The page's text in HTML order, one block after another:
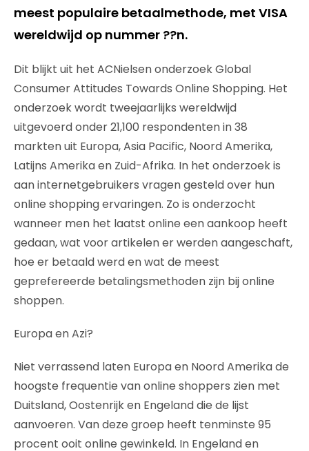
meest populaire betaalmethode, met VISA
wereldwijd op nummer ??n.
Dit blijkt uit het ACNielsen onderzoek Global
Consumer Attitudes Towards Online Shopping. Het
onderzoek wordt tweejaarlijks wereldwijd
uitgevoerd onder 21,100 respondenten in 38
markten uit Europa, Asia Pacific, Noord Amerika,
Latijns Amerika en Zuid-Afrika. In het onderzoek is
aan internetgebruikers vragen gesteld over hun
online shopping ervaringen. Zo is onderzocht
wanneer men het laatst online een aankoop heeft
gedaan, wat voor artikelen er werden aangeschaft,
hoe er betaald werd en wat de meest
geprefereerde betalingsmethoden zijn bij online
shoppen.
Europa en Azi?
Niet verrassend laten Europa en Noord Amerika de
hoogste frequentie van online shoppers zien met
Duitsland, Oostenrijk en Engeland die de lijst
aanvoeren. Van deze groep heeft tenminste 95
procent ooit online gewinkeld. In Engeland en